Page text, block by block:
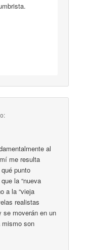
al
me resulta
punto
la “nueva
a la “vieja
realistas
se moverán en un
mismo son